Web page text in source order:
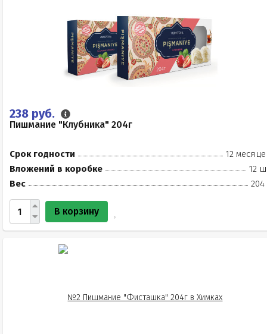
238 руб.
Пишмание "Клубника" 204г
Срок годности
12
Вложений в коробке
12
Вес
204
В корзину